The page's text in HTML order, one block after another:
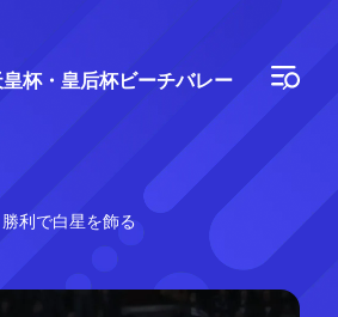
皇杯・皇后杯ビーチバレー
利で白星を飾る